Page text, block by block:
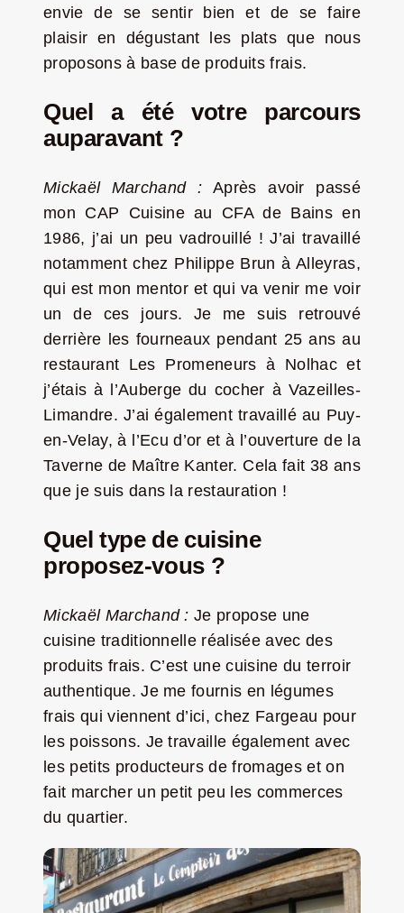
envie de se sentir bien et de se faire
plaisir en dégustant les plats que nous
proposons à base de produits frais.
Quel a été votre parcours
auparavant ?
Mickaël Marchand : Après avoir passé
mon CAP Cuisine au CFA de Bains en
1986, j’ai un peu vadrouillé ! J’ai travaillé
notamment chez Philippe Brun à Alleyras,
qui est mon mentor et qui va venir me voir
un de ces jours. Je me suis retrouvé
derrière les fourneaux pendant 25 ans au
restaurant Les Promeneurs à Nolhac et
j’étais à l’Auberge du cocher à Vazeilles-
Limandre. J’ai également travaillé au Puy-
en-Velay, à l’Ecu d’or et à l’ouverture de la
Taverne de Maître Kanter. Cela fait 38 ans
que je suis dans la restauration !
Quel type de cuisine
proposez-vous ?
Mickaël Marchand : Je propose une
cuisine traditionnelle réalisée avec des
produits frais. C’est une cuisine du terroir
authentique. Je me fournis en légumes
frais qui viennent d’ici, chez Fargeau pour
les poissons. Je travaille également avec
les petits producteurs de fromages et on
fait marcher un petit peu les commerces
du quartier.